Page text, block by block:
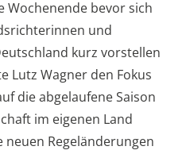
Wochenende bevor sich
und
kurz vorstellen
Lutz Wagner den Fokus
die abgelaufene Saison
im eigenen Land
Regeländerungen